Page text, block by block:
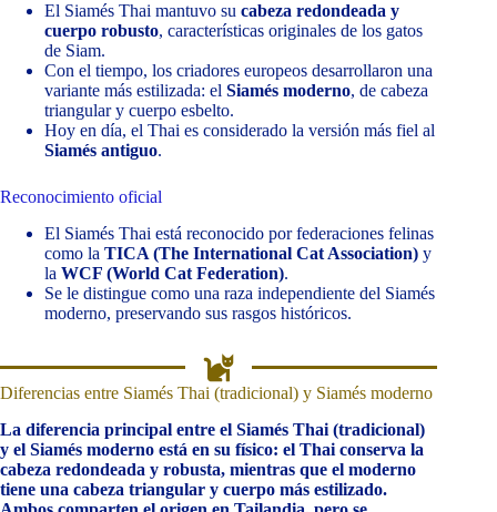
El Siamés Thai mantuvo su cabeza redondeada y
cuerpo robusto, características originales de los gatos
de Siam.
Con el tiempo, los criadores europeos desarrollaron una
variante más estilizada: el Siamés moderno, de cabeza
triangular y cuerpo esbelto.
Hoy en día, el Thai es considerado la versión más fiel al
Siamés antiguo.
Reconocimiento oficial
El Siamés Thai está reconocido por federaciones felinas
como la TICA (The International Cat Association) y
la WCF (World Cat Federation).
Se le distingue como una raza independiente del Siamés
moderno, preservando sus rasgos históricos.
Diferencias entre Siamés Thai (tradicional) y Siamés moderno
La diferencia principal entre el Siamés Thai (tradicional)
y el Siamés moderno está en su físico: el Thai conserva la
cabeza redondeada y robusta, mientras que el moderno
tiene una cabeza triangular y cuerpo más estilizado.